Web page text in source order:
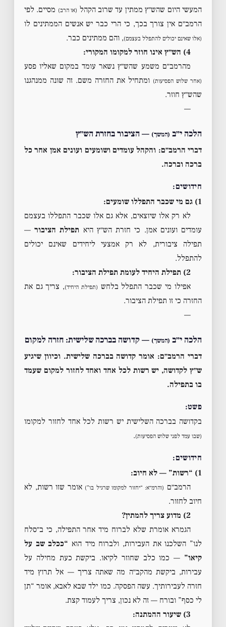
המעשי היום שהש״ץ ממתין עד שרוב הקהל (או הרב) מסיים. לפי
הרמב״ם אין צורך בכך, כי הרי כבר יש אנשים הממתינים לו
(אלו שאינם יכולים להתפלל בעצמם), והם ממתינים כבר.
4) הש״ץ אינו חוזר למקומו המקורי:
מהרמב״ם משמע שהש״ץ נשאר עומד במקום שאליו פסע
(אחר שלוש הפסיעות) ומתחיל את החזרה משם. זה שונה ממנהגנו
שהש״ץ חוזר.
—
הלכה י״ב (המשך) — הציבור בחזרת הש״ץ
דברי הרמב״ם: והקהל עומדים ושומעים ועונים אמן אחר כל
ברכה וברכה.
חידושים:
1) גם מי שכבר התפללו שומעים:
לא רק אלו שיוצאים, אלא גם אלו שכבר התפללו בעצמם
עומדים ועונים אמן. כי חזרת הש״ץ היא תפילת הציבור—
תפילה ציבורית, לא רק אמצעי ליחידים שאינם יכולים
להתפלל.
2) תפילת היחיד לעומת תפילת הציבור:
אפילו מי שכבר התפלל בלחש (תפילת היחיד), צריך גם את
החזרה כי זו תפילת הציבור.
—
הלכה י״ב (המשך) — קדושה בברכה שלישית: חזרה למקום
דברי הרמב״ם: אומר קדושה בברכה שלישית. וכיוון שיגיע
ש״ץ לקדושה, יש רשות לכל אחד ואחד לחזור למקום שעמד
בו בתפילה.
פשט:
בקדושה בברכה השלישית יש רשות לכל אחד לחזור למקומו
(שבו עמד לפני שלוש הפסיעות).
חידושים:
1) “רשות” — לא חיוב:
הרמב״ם (והרמ״א: “יחזור למקומו שרגיל בו”) אומר שזו רשות, לא
חיוב לחזור.
2) מדוע צריך להמתין?
הגמרא אומרת שלא לברוח מיד אחר התפילה, כי ב״סלח
לנו” השלכנו את העבירות, ולברוח מיד הוא “ככלב שב על
קיאו” — כמו כלב שחוזר לקיאו. ביקשת כעת מחילה על
עבירות, ביקשת מהקב״ה מה שאתה צריך — אל תרוץ מיד
חזרה לעבירותיך. עשה הפסקה. כמו ילד שבא לאבא, אומר “תן
לי כסף” ובורח — זה לא נכון, צריך לעמוד קצת.
3) שיעור ההמתנה: